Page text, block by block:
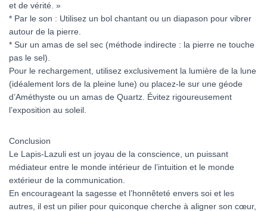
et de vérité. »
* Par le son : Utilisez un bol chantant ou un diapason pour vibrer
autour de la pierre.
* Sur un amas de sel sec (méthode indirecte : la pierre ne touche
pas le sel).
Pour le rechargement, utilisez exclusivement la lumière de la lune
(idéalement lors de la pleine lune) ou placez-le sur une géode
d’Améthyste ou un amas de Quartz. Évitez rigoureusement
l’exposition au soleil.
Conclusion
Le Lapis-Lazuli est un joyau de la conscience, un puissant
médiateur entre le monde intérieur de l’intuition et le monde
extérieur de la communication.
En encourageant la sagesse et l’honnêteté envers soi et les
autres, il est un pilier pour quiconque cherche à aligner son cœur,